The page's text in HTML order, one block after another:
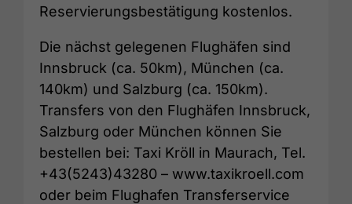
Reservierungsbestätigung kostenlos.
Die nächst gelegenen Flughäfen sind
Innsbruck (ca. 50km), München (ca.
140km) und Salzburg (ca. 150km).
Transfers von den Flughäfen Innsbruck,
Salzburg oder München können Sie
bestellen bei: Taxi Kröll in Maurach, Tel.
+43(5243)43280 – www.taxikroell.com
oder beim Flughafen Transferservice